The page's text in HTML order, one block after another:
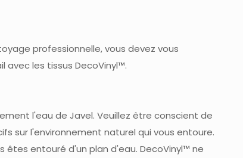
professionnelle, vous devez vous
avec les tissus DecoVinyl™.
l'eau de Javel. Veuillez être conscient de
sur l'environnement naturel qui vous entoure.
êtes entouré d'un plan d'eau. DecoVinyl™ ne